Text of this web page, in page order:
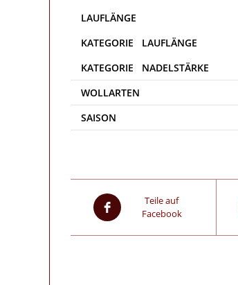
WOLLARTEN
SAISON
Teile auf
Facebook